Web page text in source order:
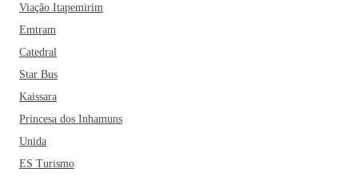
Viação Itapemirim
Emtram
Catedral
Star Bus
Kaissara
Princesa dos Inhamuns
Unida
ES Turismo